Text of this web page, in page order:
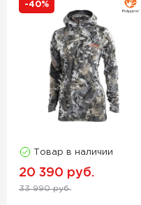
-40%
Товар в наличии
20 390 руб.
33 990 руб.